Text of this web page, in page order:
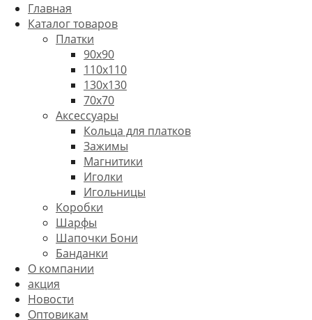
Главная
Каталог товаров
Платки
90x90
110x110
130x130
70х70
Аксессуары
Кольца для платков
Зажимы
Магнитики
Иголки
Игольницы
Коробки
Шарфы
Шапочки Бони
Банданки
О компании
акция
Новости
Оптовикам